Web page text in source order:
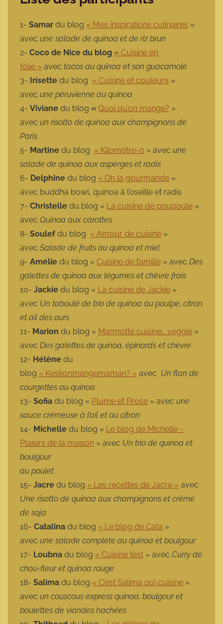
1- Samar du blog « Mes inspirations culinaires »
avec une salade de quinoa et de riz brun
2- Coco de Nice du blog « Cuisine en
folie » avec tacos au quinoa et son guacamole
3- Irisette du blog « Cuisine et couleurs »
avec une péruvienne au quinoa
4- Viviane du blog « Quoi qu’on mange? »
avec un risotto de quinoa aux champignons de
Paris
5- Martine du blog « Kilomètre-0 » avec une
salade de quinoa aux asperges et radis
6- Delphine du blog « Oh la gourmande »
avec buddha bowl, quinoa à l’oseille et radis
7- Christelle du blog « La cuisine de poupoule »
avec Quinoa aux carottes
8- Soulef du blog « Amour de cuisine »
avec Salade de fruits au quinoa et miel
9- Amélie du blog « Cuisine de famille » avec Des
galettes de quinoa aux légumes et chèvre frais
10- Jackie du blog « La cuisine de Jackie »
avec Un taboulé de trio de quinoa au poulpe, citron
et ail des ours
11- Marion du blog « Marmotte cuisine… veggie »
avec Des galettes de quinoa, épinards et chèvre
12- Hélène du
blog « Keskonmangemaman? » avec Un flan de
courgettes au quinoa
13- Sofia du blog « Plume et Prose » avec une
sauce crémeuse à l’ail et au citron
14- Michelle du blog « Le blog de Michelle -
Plaisirs de la maison » avec Un trio de quinoa et
boulgour
au poulet
15- Jacre du blog « Les recettes de Jacre » avec
Une risotto de quinoa aux champignons et crème
de soja
16- Catalina du blog « Le blog de Cata »
avec une salade complète au quinoa et boulgour
17- Loubna du blog « Cuisine test » avec Curry de
chou-fleur et quinoa rouge
18- Salima du blog « C’est Salima qui cuisine »
avec un couscous express quinoa, boulgour et
boulettes de viandes hachées